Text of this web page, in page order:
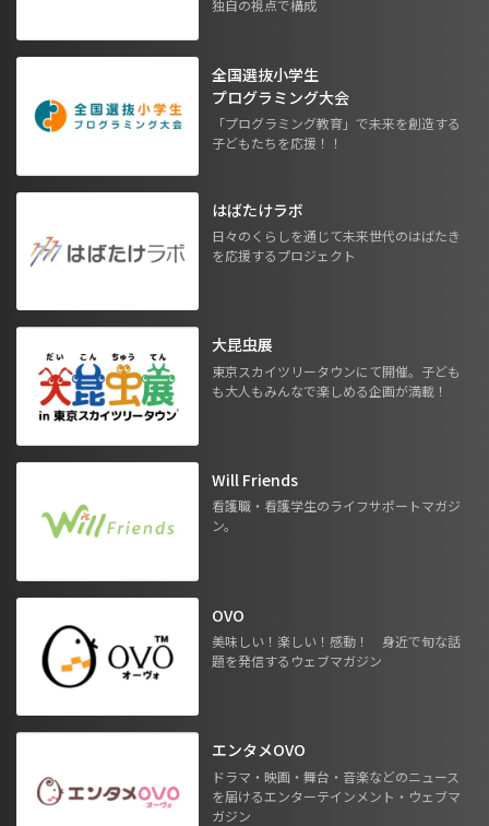
独自の視点で構成
全国選抜小学生
プログラミング大会
「プログラミング教育」で未来を創造する
子どもたちを応援！！
はばたけラボ
日々のくらしを通じて未来世代のはばたき
を応援するプロジェクト
大昆虫展
東京スカイツリータウンにて開催。子ども
も大人もみんなで楽しめる企画が満載！
Will Friends
看護職・看護学生のライフサポートマガジ
ン。
OVO
美味しい！楽しい！感動！ 身近で旬な話
題を発信するウェブマガジン
エンタメOVO
ドラマ・映画・舞台・音楽などのニュース
を届けるエンターテインメント・ウェブマ
ガジン